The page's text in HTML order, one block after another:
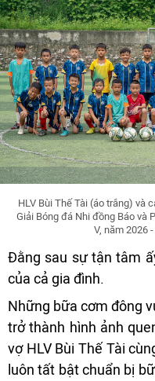
HLV Bùi Thế Tài (áo trắng) và
Giải Bóng đá Nhi đồng Báo và
V, năm 2026
Đằng sau sự tận tâm
của cả gia đình.
Những bữa cơm đông
trở thành hình ảnh
vợ HLV Bùi Thế Tài
luôn tất bật chuẩn bị